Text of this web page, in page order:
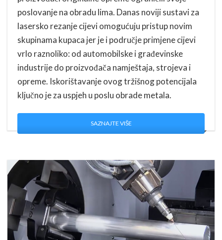
poslovanje na obradu lima. Danas noviji sustavi za
lasersko rezanje cijevi omogućuju pristup novim
skupinama kupaca jer je i područje primjene cijevi
vrlo raznoliko: od automobilske i građevinske
industrije do proizvođača namještaja, strojeva i
opreme. Iskorištavanje ovog tržišnog potencijala
ključno je za uspjeh u poslu obrade metala.
SAZNAJTE VIŠE